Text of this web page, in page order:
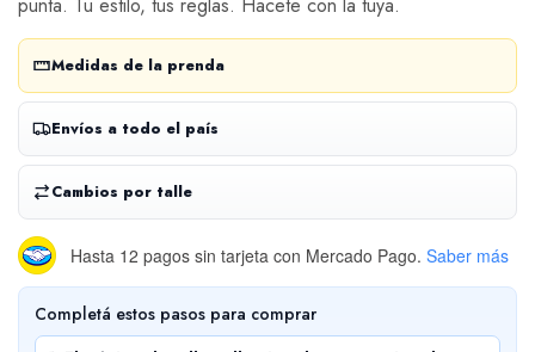
Medidas de la prenda
Envíos a todo el país
Cambios por talle
Hasta 12 pagos sin tarjeta con Mercado Pago. Saber más
Completá estos pasos para comprar